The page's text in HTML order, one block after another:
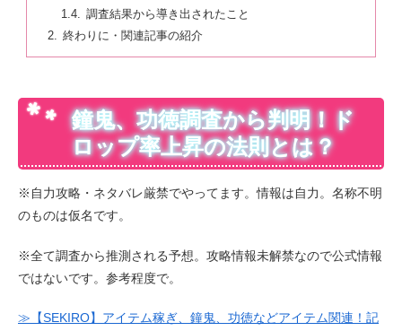
調査結果から導き出されたこと
終わりに・関連記事の紹介
鐘鬼、功徳調査から判明！ド
ロップ率上昇の法則とは？
※自力攻略・ネタバレ厳禁でやってます。情報は自力。名称不明
のものは仮名です。
※全て調査から推測される予想。攻略情報未解禁なので公式情報
ではないです。参考程度で。
≫【SEKIRO】アイテム稼ぎ、鐘鬼、功徳などアイテム関連！記